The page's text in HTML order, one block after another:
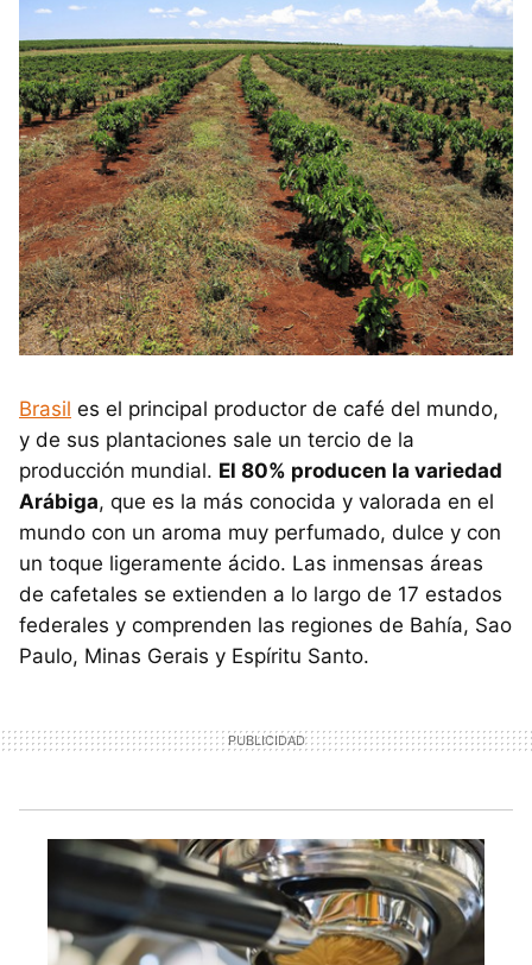
Brasil es el principal productor de café del mundo,
y de sus plantaciones sale un tercio de la
producción mundial. El 80% producen la variedad
Arábiga, que es la más conocida y valorada en el
mundo con un aroma muy perfumado, dulce y con
un toque ligeramente ácido. Las inmensas áreas
de cafetales se extienden a lo largo de 17 estados
federales y comprenden las regiones de Bahía, Sao
Paulo, Minas Gerais y Espíritu Santo.